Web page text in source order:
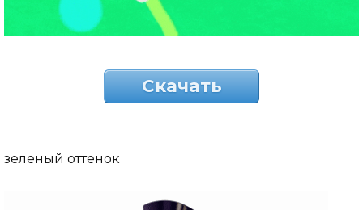
Скачать
зеленый оттенок